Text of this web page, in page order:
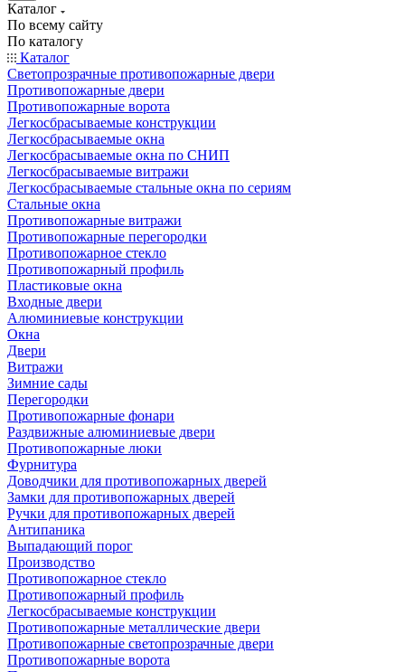
Каталог
По всему сайту
По каталогу
Каталог
Светопрозрачные противопожарные двери
Противопожарные двери
Противопожарные ворота
Легкосбрасываемые конструкции
Легкосбрасываемые окна
Легкосбрасываемые окна по СНИП
Легкосбрасываемые витражи
Легкосбрасываемые стальные окна по сериям
Стальные окна
Противопожарные витражи
Противопожарные перегородки
Противопожарное стекло
Противопожарный профиль
Пластиковые окна
Входные двери
Алюминиевые конструкции
Окна
Двери
Витражи
Зимние сады
Перегородки
Противопожарные фонари
Раздвижные алюминиевые двери
Противопожарные люки
Фурнитура
Доводчики для противопожарных дверей
Замки для противопожарных дверей
Ручки для противопожарных дверей
Антипаника
Выпадающий порог
Производство
Противопожарное стекло
Противопожарный профиль
Легкосбрасываемые конструкции
Противопожарные металлические двери
Противопожарные светопрозрачные двери
Противопожарные ворота